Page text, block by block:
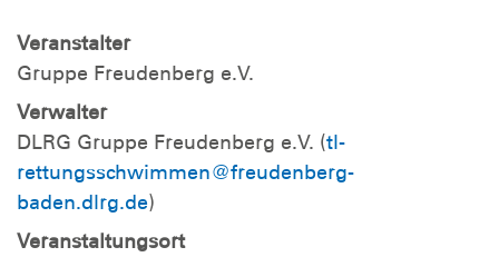
Veranstalter
Gruppe Freudenberg e.V.
Verwalter
DLRG Gruppe Freudenberg e.V. (tl-
rettungsschwimmen@freudenberg-
baden.dlrg.de)
Veranstaltungsort